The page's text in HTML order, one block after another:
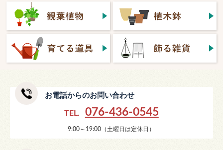
お電話からのお問い合わせ
TEL. 076-436-0545
9:00～19:00（土曜日は定休日）